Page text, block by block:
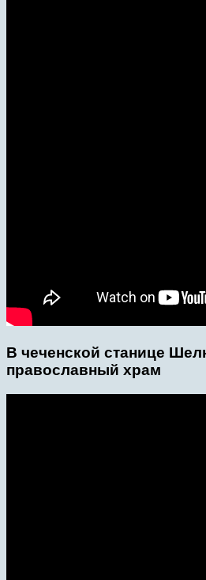
В чеченской станице
православный храм